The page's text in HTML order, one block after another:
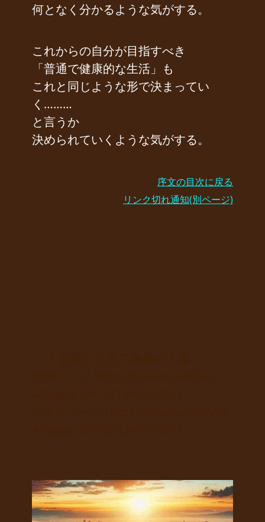
何となく分かるような気がする。
これからの自分が目指すべき
「普通で健康的な生活」も
これと同じような形で決まってい
く………
と言うか
決められていくような気がする。
序文の目次に戻る
リンク切れ通知(別ページ)